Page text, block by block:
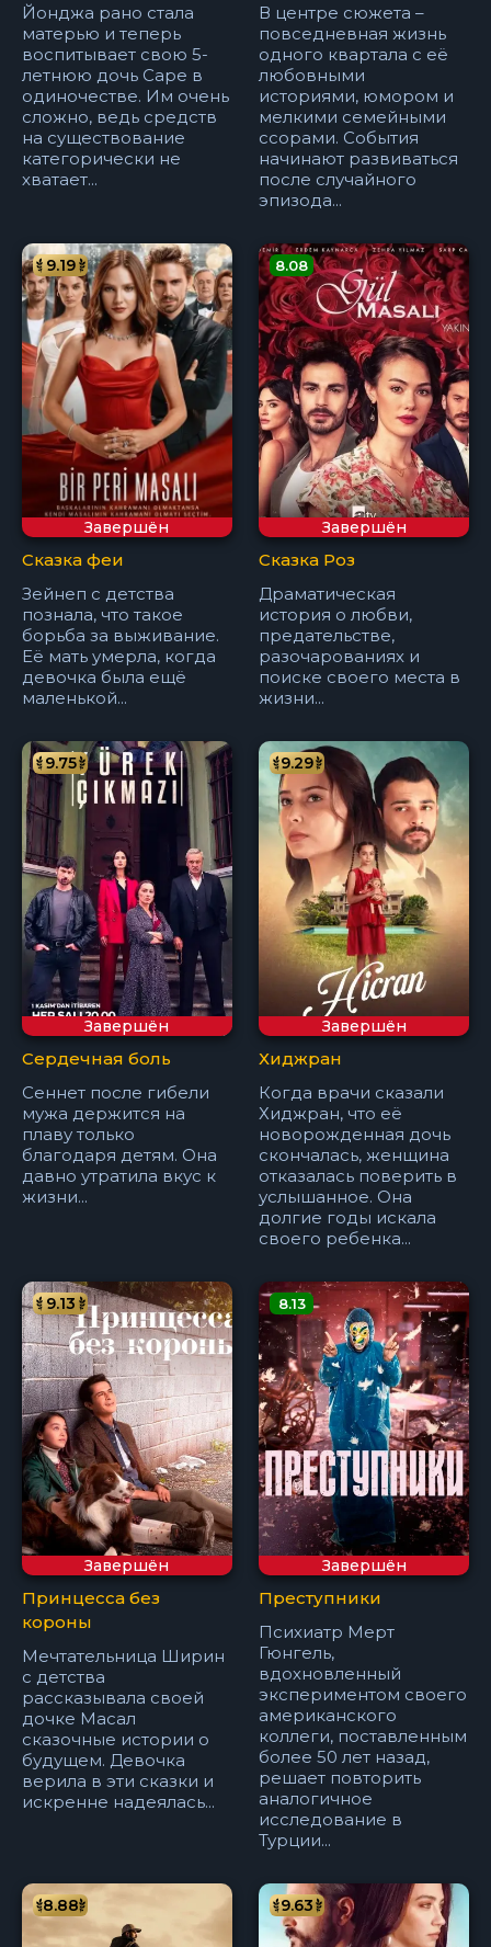
Йонджа рано стала
матерью и теперь
воспитывает свою 5-
летнюю дочь Саре в
одиночестве. Им очень
сложно, ведь средств
на существование
категорически не
хватает...
В центре сюжета –
повседневная жизнь
одного квартала с её
любовными
историями, юмором и
мелкими семейными
ссорами. События
начинают развиваться
после случайного
эпизода...
Завершён
9.19
Сказка феи
Зейнеп с детства
познала, что такое
борьба за выживание.
Её мать умерла, когда
девочка была ещё
маленькой...
Завершён
8.08
Сказка Роз
Драматическая
история о любви,
предательстве,
разочарованиях и
поиске своего места в
жизни...
Завершён
9.75
Сердечная боль
Сеннет после гибели
мужа держится на
плаву только
благодаря детям. Она
давно утратила вкус к
жизни...
Завершён
9.29
Хиджран
Когда врачи сказали
Хиджран, что её
новорожденная дочь
скончалась, женщина
отказалась поверить в
услышанное. Она
долгие годы искала
своего ребенка...
Завершён
9.13
Принцесса без
короны
Мечтательница Ширин
с детства
рассказывала своей
дочке Масал
сказочные истории о
будущем. Девочка
верила в эти сказки и
искренне надеялась...
Завершён
8.13
Преступники
Психиатр Мерт
Гюнгель,
вдохновленный
экспериментом своего
американского
коллеги, поставленным
более 50 лет назад,
решает повторить
аналогичное
исследование в
Турции...
8.88 9.63